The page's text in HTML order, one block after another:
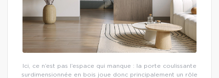
Ici, ce n’est pas l’espace qui manque : la porte coulissante
surdimensionnée en bois joue donc principalement un rôle